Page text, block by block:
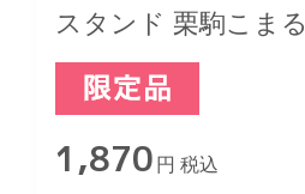
スタンド 栗駒こまる
1,870 円 税込